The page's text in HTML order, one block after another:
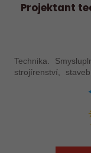
Projektant
Technika.
strojírenství,